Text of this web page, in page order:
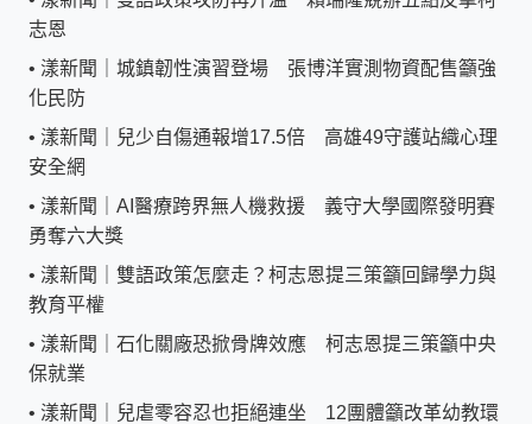
志恩
• 漾新聞｜城鎮韌性演習登場 張博洋實測物資配售籲強
化民防
• 漾新聞｜兒少自傷通報增17.5倍 高雄49守護站織心理
安全網
• 漾新聞｜AI醫療跨界無人機救援 義守大學國際發明賽
勇奪六大獎
• 漾新聞｜雙語政策怎麼走？柯志恩提三策籲回歸學力與
教育平權
• 漾新聞｜石化關廠恐掀骨牌效應 柯志恩提三策籲中央
保就業
• 漾新聞｜兒虐零容忍也拒絕連坐 12團體籲改革幼教環